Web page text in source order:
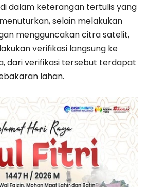
dalam keterangan tertulis yang
selain melakukan
mengguncakan citra satelit,
verifikasi langsung ke
dari verifikasi tersebut terdapat
lahan.